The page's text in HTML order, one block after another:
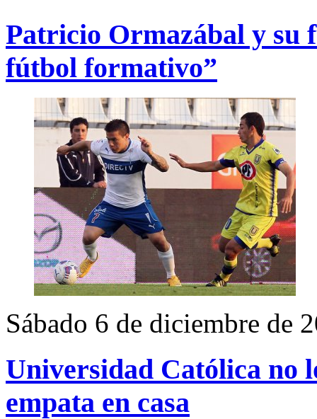
Patricio Ormazábal y su
fútbol formativo”
Sábado 6 de diciembre de
Universidad Católica no
empata en casa